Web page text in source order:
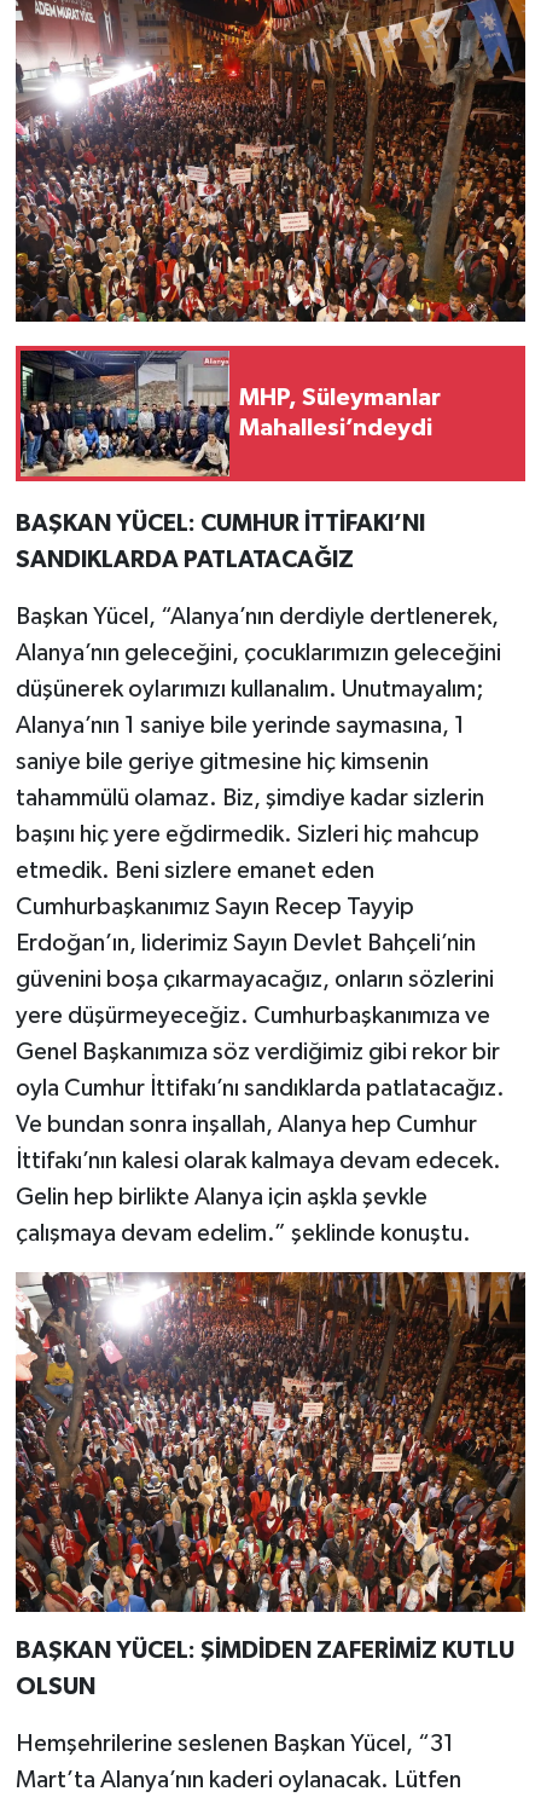
MHP, Süleymanlar
Mahallesi’ndeydi
BAŞKAN YÜCEL: CUMHUR İTTİFAKI’NI
SANDIKLARDA PATLATACAĞIZ
Başkan Yücel, “Alanya’nın derdiyle dertlenerek,
Alanya’nın geleceğini, çocuklarımızın geleceğini
düşünerek oylarımızı kullanalım. Unutmayalım;
Alanya’nın 1 saniye bile yerinde saymasına, 1
saniye bile geriye gitmesine hiç kimsenin
tahammülü olamaz. Biz, şimdiye kadar sizlerin
başını hiç yere eğdirmedik. Sizleri hiç mahcup
etmedik. Beni sizlere emanet eden
Cumhurbaşkanımız Sayın Recep Tayyip
Erdoğan’ın, liderimiz Sayın Devlet Bahçeli’nin
güvenini boşa çıkarmayacağız, onların sözlerini
yere düşürmeyeceğiz. Cumhurbaşkanımıza ve
Genel Başkanımıza söz verdiğimiz gibi rekor bir
oyla Cumhur İttifakı’nı sandıklarda patlatacağız.
Ve bundan sonra inşallah, Alanya hep Cumhur
İttifakı’nın kalesi olarak kalmaya devam edecek.
Gelin hep birlikte Alanya için aşkla şevkle
çalışmaya devam edelim.” şeklinde konuştu.
BAŞKAN YÜCEL: ŞİMDİDEN ZAFERİMİZ KUTLU
OLSUN
Hemşehrilerine seslenen Başkan Yücel, “31
Mart’ta Alanya’nın kaderi oylanacak. Lütfen